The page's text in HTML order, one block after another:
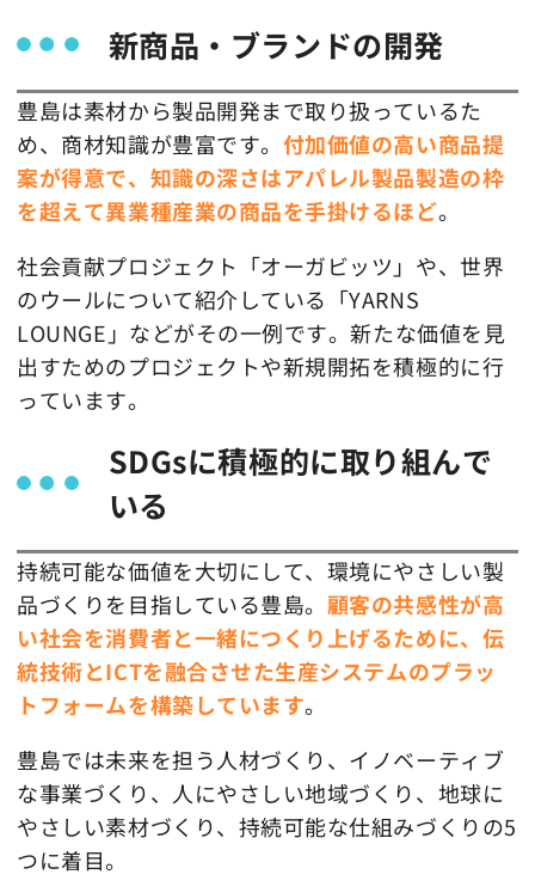
新商品・ブランドの開発
豊島は素材から製品開発まで取り扱っているた
め、商材知識が豊富です。 付加価値の高い商品提
案が得意で、知識の深さはアパレル製品製造の枠
を超えて異業種産業の商品を手掛けるほど。
社会貢献プロジェクト「オーガビッツ」や、世界
のウールについて紹介している「YARNS
LOUNGE」などがその一例です。新たな価値を見
出すためのプロジェクトや新規開拓を積極的に行
っています。
SDGsに積極的に取り組んで
いる
持続可能な価値を大切にして、環境にやさしい製
品づくりを目指している豊島。 顧客の共感性が高
い社会を消費者と一緒につくり上げるために、伝
統技術とICTを融合させた生産システムのプラッ
トフォームを構築しています。
豊島では未来を担う人材づくり、イノベーティブ
な事業づくり、人にやさしい地域づくり、地球に
やさしい素材づくり、持続可能な仕組みづくりの5
つに着目。